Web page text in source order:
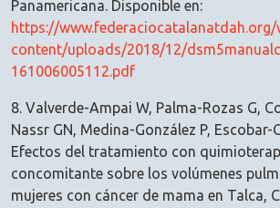
Panamericana. Disponible en:
https://www.federaciocatalanatdah.org/
content/uploads/2018/12/
161006005112.pdf
8. Valverde-Ampai W, Palma-Rozas G,
Nassr GN, Medina-González P, Escobar-
Efectos del tratamiento con
concomitante sobre los volúmenes
mujeres con cáncer de mama en Talca,